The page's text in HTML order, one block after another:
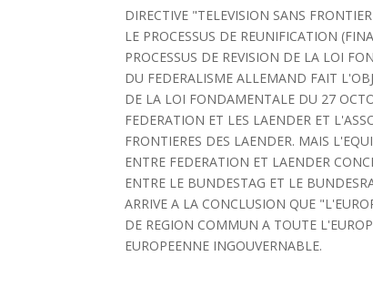
DIRECTIVE "TELEVISION SANS
LE PROCESSUS DE REUNIFICATION
PROCESSUS DE REVISION DE LA LOI
DU FEDERALISME ALLEMAND FAIT
DE LA LOI FONDAMENTALE DU 27
FEDERATION ET LES LAENDER ET
FRONTIERES DES LAENDER. MAIS
ENTRE FEDERATION ET LAENDER
ENTRE LE BUNDESTAG ET LE
ARRIVE A LA CONCLUSION QUE
DE REGION COMMUN A TOUTE
EUROPEENNE INGOUVERNABLE.